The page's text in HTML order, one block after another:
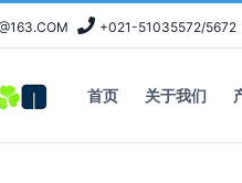
+021-51035572/5672
首页 关于我们